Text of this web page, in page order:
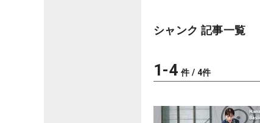
シャンク 記事一覧
1-4 件 / 4件